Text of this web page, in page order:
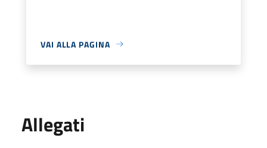
VAI ALLA PAGINA
Allegati